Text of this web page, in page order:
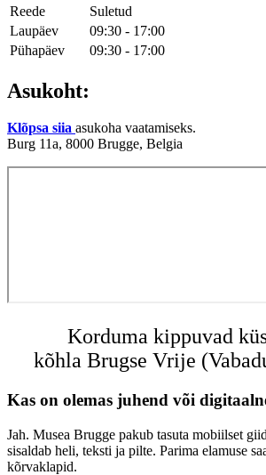
Reede
Suletud
Laupäev
09:30 - 17:00
Pühapäev
09:30 - 17:00
Asukoht:
Klõpsa siia asukoha vaatamiseks.
Burg 11a, 8000 Brugge, Belgia
Korduma kippuvad
kõhla Brugse Vrije
Kas on olemas juhend või
Jah. Musea Brugge pakub tasuta mobiilset
sisaldab heli, teksti ja pilte. Parima elamuse
kõrvaklapid.